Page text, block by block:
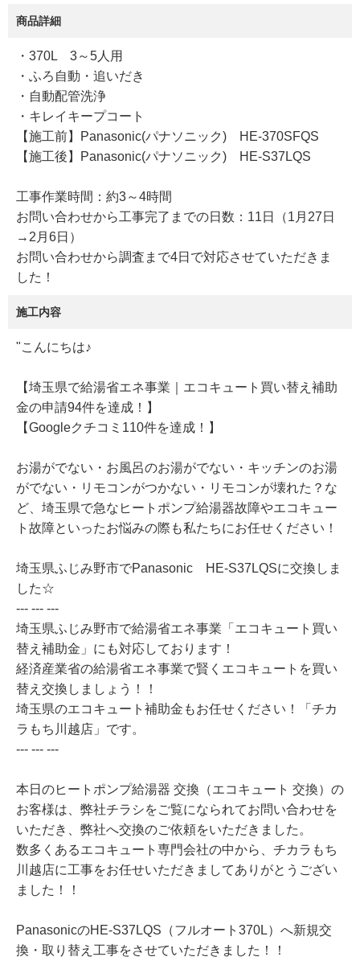
商品詳細
・370L 3～5人用
・ふろ自動・追いだき
・自動配管洗浄
・キレイキープコート
【施工前】Panasonic(パナソニック) HE-370SFQS
【施工後】Panasonic(パナソニック) HE-S37LQS
工事作業時間：約3～4時間
お問い合わせから工事完了までの日数：11日（1月27日
→2月6日）
お問い合わせから調査まで4日で対応させていただきま
した！
施工内容
"こんにちは♪
【埼玉県で給湯省エネ事業｜エコキュート買い替え補助
金の申請94件を達成！】
【Googleクチコミ110件を達成！】
お湯がでない・お風呂のお湯がでない・キッチンのお湯
がでない・リモコンがつかない・リモコンが壊れた？な
ど、埼玉県で急なヒートポンプ給湯器故障やエコキュー
ト故障といったお悩みの際も私たちにお任せください！
埼玉県ふじみ野市でPanasonic HE-S37LQSに交換しま
した☆
--- --- ---
埼玉県ふじみ野市で給湯省エネ事業「エコキュート買い
替え補助金」にも対応しております！
経済産業省の給湯省エネ事業で賢くエコキュートを買い
替え交換しましょう！！
埼玉県のエコキュート補助金もお任せください！「チカ
ラもち川越店」です。
--- --- ---
本日のヒートポンプ給湯器 交換（エコキュート 交換）の
お客様は、弊社チラシをご覧になられてお問い合わせを
いただき、弊社へ交換のご依頼をいただきました。
数多くあるエコキュート専門会社の中から、チカラもち
川越店に工事をお任せいただきましてありがとうござい
ました！！
PanasonicのHE-S37LQS（フルオート370L）へ新規交
換・取り替え工事をさせていただきました！！